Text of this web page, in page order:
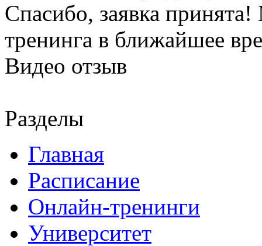
Спасибо, заявка
тренинга в ближайшее
Видео отзыв
Разделы
Главная
Расписание
Онлайн-тренинги
Университет